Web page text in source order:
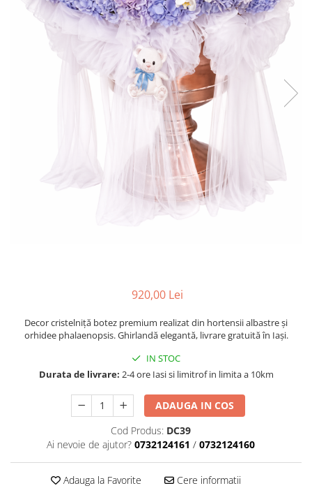
920,00 Lei
Decor cristelniță botez premium realizat din hortensii albastre și
orhidee phalaenopsis. Ghirlandă elegantă, livrare gratuită în Iași.
IN STOC
Durata de livrare: 2-4 ore Iasi si limitrof in limita a 10km
ADAUGA IN COS
Cod Produs: DC39
Ai nevoie de ajutor? 0732124161 / 0732124160
Adauga la Favorite Cere informatii